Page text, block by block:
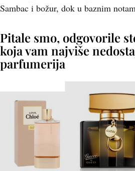
Sambac i božur, dok u baznim
Pitale smo, odgovorile
koja vam najviše
parfumerija